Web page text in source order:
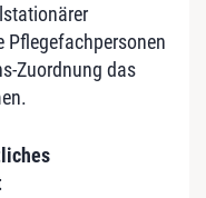
Pflegefachpersonen
Zuordnung das